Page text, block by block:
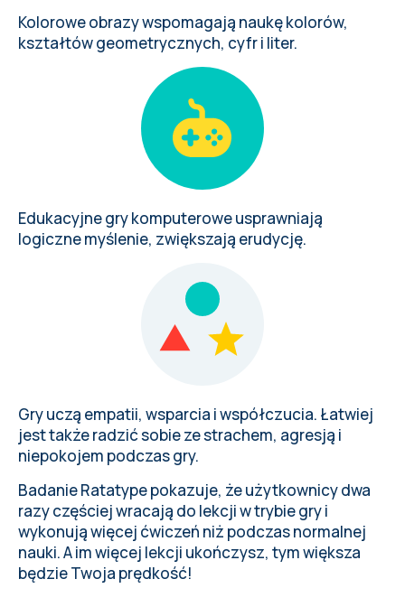
Kolorowe obrazy wspomagają naukę kolorów,
kształtów geometrycznych, cyfr i liter.
Edukacyjne gry komputerowe usprawniają
logiczne myślenie, zwiększają erudycję.
Gry uczą empatii, wsparcia i współczucia. Łatwiej
jest także radzić sobie ze strachem, agresją i
niepokojem podczas gry.
Badanie Ratatype pokazuje, że użytkownicy dwa
razy częściej wracają do lekcji w trybie gry i
wykonują więcej ćwiczeń niż podczas normalnej
nauki. A im więcej lekcji ukończysz, tym większa
będzie Twoja prędkość!